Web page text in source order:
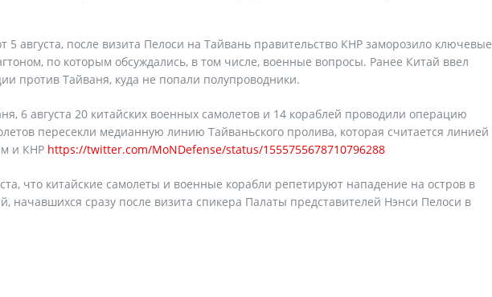
5 августа, после визита Пелоси на Тайвань правительство КНР заморозило ключевые
по которым обсуждались, в том числе, военные вопросы. Ранее Китай ввел
против Тайваня, куда не попали полупроводники.
6 августа 20 китайских военных самолетов и 14 кораблей проводили операцию
пересекли медианную линию Тайваньского пролива, которая считается линией
и КНР https://twitter.com/MoNDefense/status/1555755678710796288
что китайские самолеты и военные корабли репетируют нападение на остров в
начавшихся сразу после визита спикера Палаты представителей Нэнси Пелоси в